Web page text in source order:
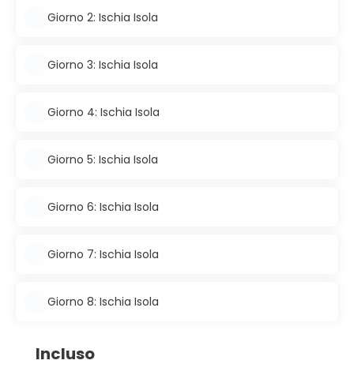
Giorno 2: Ischia Isola
Giorno 3: Ischia Isola
Giorno 4: Ischia Isola
Giorno 5: Ischia Isola
Giorno 6: Ischia Isola
Giorno 7: Ischia Isola
Giorno 8: Ischia Isola
Incluso